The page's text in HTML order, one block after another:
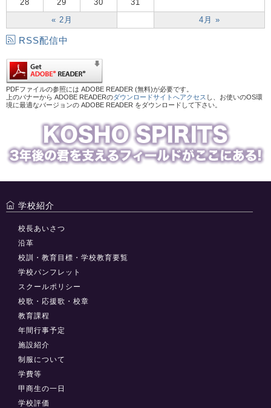
« 2月 4月 »
28 29 30 31
RSS配信中
PDFファイルの参照には ADOBE READER (無料)が必要です。
上のバナーから ADOBE READERのダウンロードサイトへアクセス し、お使いのOS環
境に最適なバージョンの ADOBE READER をダウンロードして下さい。
学校紹介
校長あいさつ
沿革
校訓・教育目標・学校教育要覧
学校パンフレット
スクールポリシー
校歌・応援歌・校章
教育課程
年間行事予定
施設紹介
制服について
学費等
甲商生の一日
学校評価